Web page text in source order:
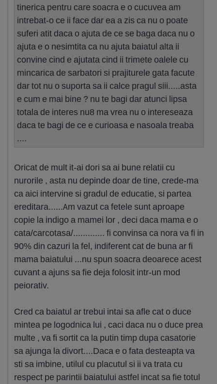
tinerica pentru care soacra e o cucuvea am
intrebat-o ce ii face dar ea a zis ca nu o poate
suferi atit daca o ajuta de ce se baga daca nu o
ajuta e o nesimtita ca nu ajuta baiatul alta ii
convine cind e ajutata cind ii trimete oalele cu
mincarica de sarbatori si prajiturele gata facute
dar tot nu o suporta sa ii calce pragul siii.....asta
e cum e mai bine ? nu te bagi dar atunci lipsa
totala de interes nu8 ma vrea nu o intereseaza
daca te bagi de ce e curioasa e nasoala treaba
....
Oricat de mult it-ai dori sa ai bune relatii cu
nurorile , asta nu depinde doar de tine, crede-ma
ca aici intervine si gradul de educatie, si partea
ereditara......Am vazut ca fetele sunt aproape
copie la indigo a mamei lor , deci daca mama e o
cata/carcotasa/............. fi convinsa ca nora va fi in
90% din cazuri la fel, indiferent cat de buna ar fi
mama baiatului ...nu spun soacra deoarece acest
cuvant a ajuns sa fie deja folosit intr-un mod
peiorativ.
Cred ca baiatul ar trebui intai sa afle cat o duce
mintea pe logodnica lui , caci daca nu o duce prea
multe , va fi sortit ca la putin timp dupa casatorie
sa ajunga la divort....Daca e o fata desteapta va
sti sa imbine, utilul cu placutul si ii va trata cu
respect pe parintii baiatului astfel incat sa fie totul